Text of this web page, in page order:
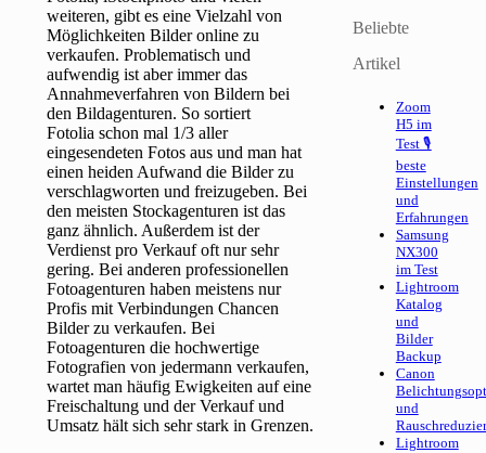
weiteren, gibt es eine Vielzahl von
Möglichkeiten Bilder online zu
verkaufen. Problematisch und
aufwendig ist aber immer das
Annahmeverfahren von Bildern bei
den Bildagenturen. So sortiert
Fotolia schon mal 1/3 aller
eingesendeten Fotos aus und man hat
einen heiden Aufwand die Bilder zu
verschlagworten und freizugeben. Bei
den meisten Stockagenturen ist das
ganz ähnlich. Außerdem ist der
Verdienst pro Verkauf oft nur sehr
gering. Bei anderen professionellen
Fotoagenturen haben meistens nur
Profis mit Verbindungen Chancen
Bilder zu verkaufen. Bei
Fotoagenturen die hochwertige
Fotografien von jedermann verkaufen,
wartet man häufig Ewigkeiten auf eine
Freischaltung und der Verkauf und
Umsatz hält sich sehr stark in Grenzen.
Beliebte
Artikel
Zoom
H5 im
Test 🎙
beste
Einstellungen
und
Erfahrungen
Samsung
NX300
im Test
Lightroom
Katalog
und
Bilder
Backup
Canon
und
Lightroom